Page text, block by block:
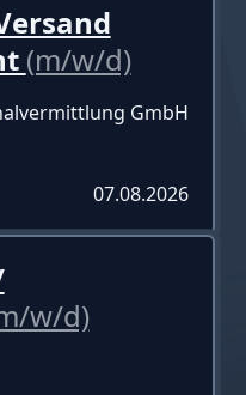
(m/w/d)
GmbH
07.08.2026
w/d)